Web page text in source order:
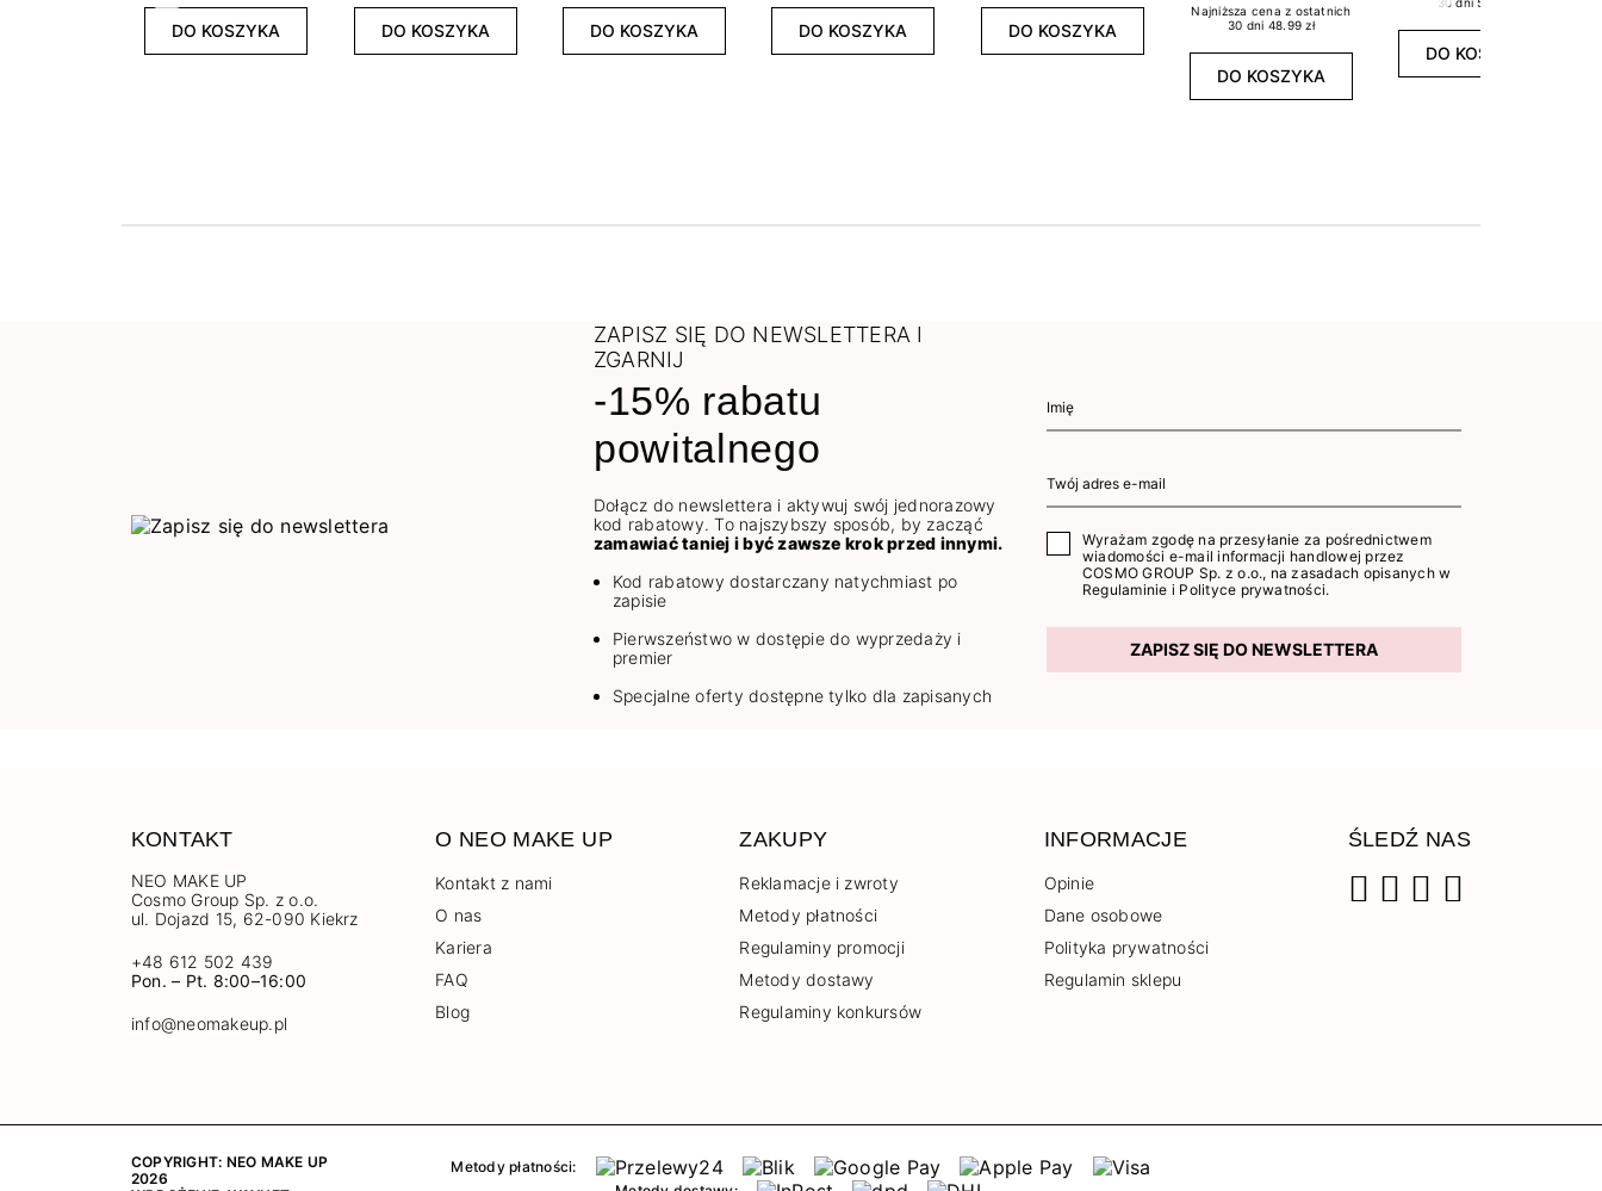
DO KOSZYKA DO KOSZYKA DO KOSZYKA DO KOSZYKA DO KOSZYKA
EFFECT
Najniższa cena z ostatnich
30 dni 48.99 zł
DO KOSZYKA
DO KOSZYKA
ZAPISZ SIĘ DO NEWSLETTERA I
ZGARNIJ
-15% rabatu
powitalnego
Dołącz do newslettera i aktywuj swój jednorazowy
kod rabatowy. To najszybszy sposób, by zacząć
zamawiać taniej i być zawsze krok przed innymi.
Kod rabatowy dostarczany natychmiast po
zapisie
Pierwszeństwo w dostępie do wyprzedaży i
premier
Specjalne oferty dostępne tylko dla zapisanych
Wyrażam zgodę na przesyłanie za pośrednictwem
wiadomości e-mail informacji handlowej przez
COSMO GROUP Sp. z o.o., na zasadach opisanych w
Regulaminie i Polityce prywatności.
ZAPISZ SIĘ DO NEWSLETTERA
KONTAKT
NEO MAKE UP
Cosmo Group Sp. z o.o.
ul. Dojazd 15, 62-090 Kiekrz
+48 612 502 439
Pon. – Pt. 8:00–16:00
info@neomakeup.pl
O NEO MAKE UP
Kontakt z nami
O nas
Kariera
FAQ
Blog
ZAKUPY
Reklamacje i zwroty
Metody płatności
Regulaminy promocji
Metody dostawy
Regulaminy konkursów
INFORMACJE
Opinie
Dane osobowe
Polityka prywatności
Regulamin sklepu
ŚLEDŹ NAS
COPYRIGHT: NEO MAKE UP
2026
Metody płatności: